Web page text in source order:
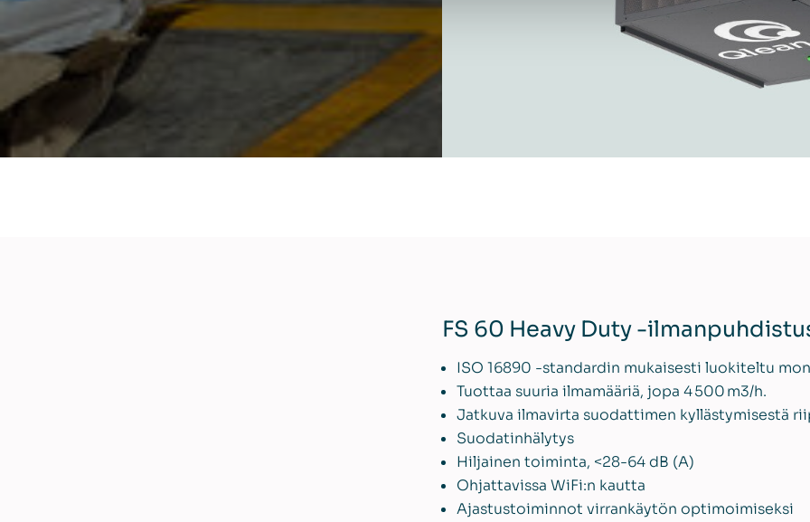
FS 60 Heavy Duty -
ISO 16890 -standardin mukaisesti luokiteltu
Tuottaa suuria ilmamääriä, jopa 4 500 m3/h.
Jatkuva ilmavirta suodattimen kyllästymisestä
Suodatinhälytys
Hiljainen toiminta, <28-64 dB (A)
Ohjattavissa WiFi:n kautta
Ajastustoiminnot virrankäytön optimoimiseksi